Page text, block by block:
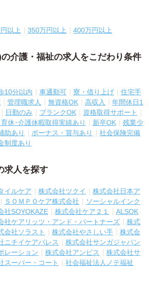
以上 350万円以上 400万円以上
介護・福祉の求人をこだわり条件
10分以内 車通勤可 寮・借り上げ
住宅手
管理職求人 無資格OK 高収入
年間休日1
日勤のみ ブランクOK
資格取得サポート
休･介護休暇取得実績あり 新卒OK
残業少
助あり ボーナス・賞与あり
社会保険完備
制度あり
求人を探す
イルケア 株式会社ツクイ
株式会社日本ア
ＳＯＭＰＯケア株式会社
ソーシャルインク
社SOYOKAZE 株式会社ケア２１
ALSOK
社ケアリッツ・アンド・パートナーズ
株式
会社ソラスト 株式会社やさしい手
株式会
ニチイケアパレス
株式会社サンガジャパン
レーション
株式会社アンビス
株式会社サ
スーパー・コート
社会福祉法人ノテ福祉